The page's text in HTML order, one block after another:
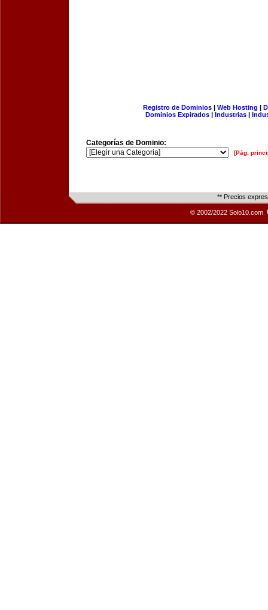
Registro de Dominios| Web Hosting |
Dominios Expirados | Industrias |
Categorías de Dominio:
[Pág.
** Precios
© 2002/2022 Solo10.com